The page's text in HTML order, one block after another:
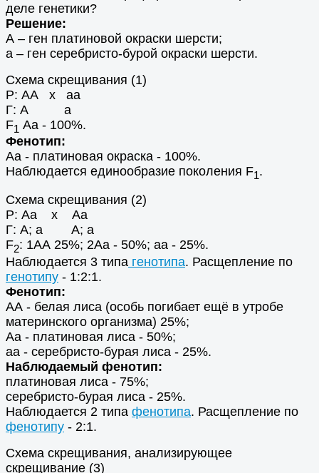
деле генетики?
Решение:
А – ген платиновой окраски шерсти;
а – ген серебристо-бурой окраски шерсти.
Схема скрещивания (1)
Р: АА х аа
Г: А а
F1 Аа - 100%.
Фенотип:
Аа - платиновая окраска - 100%.
Наблюдается единообразие поколения F1.
Схема скрещивания (2)
Р: Аа х Аа
Г: А; а А; а
F2: 1АА 25%; 2Аа - 50%; аа - 25%.
Наблюдается 3 типа генотипа. Расщепление по
генотипу - 1:2:1.
Фенотип:
АА - белая лиса (особь погибает ещё в утробе
материнского организма) 25%;
Аа - платиновая лиса - 50%;
аа - серебристо-бурая лиса - 25%.
Наблюдаемый фенотип:
платиновая лиса - 75%;
серебристо-бурая лиса - 25%.
Наблюдается 2 типа фенотипа. Расщепление по
фенотипу - 2:1.
Схема скрещивания, анализирующее
скрещивание (3)